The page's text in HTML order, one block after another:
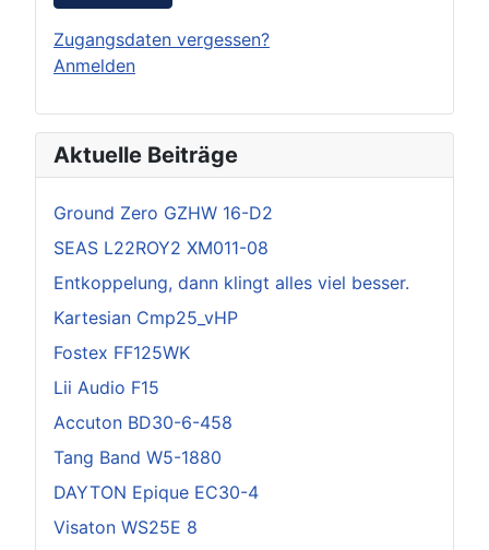
Zugangsdaten vergessen?
Anmelden
Aktuelle Beiträge
Ground Zero GZHW 16-D2
SEAS L22ROY2 XM011-08
Entkoppelung, dann klingt alles viel besser.
Kartesian Cmp25_vHP
Fostex FF125WK
Lii Audio F15
Accuton BD30-6-458
Tang Band W5-1880
DAYTON Epique EC30-4
Visaton WS25E 8